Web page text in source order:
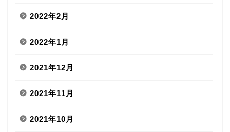
2022年2月
2022年1月
2021年12月
2021年11月
2021年10月